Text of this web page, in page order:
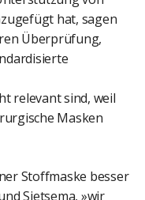
hat, sagen
Überprüfung,
relevant sind, weil
Masken
Stoffmaske besser
Sietsema, »wir